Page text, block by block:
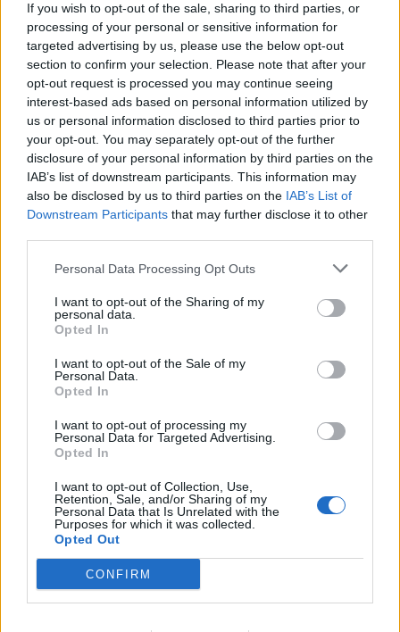
If you wish to opt-out of the sale, sharing to third parties, or
processing of your personal or sensitive information for
targeted advertising by us, please use the below opt-out
section to confirm your selection. Please note that after your
opt-out request is processed you may continue seeing
interest-based ads based on personal information utilized by
us or personal information disclosed to third parties prior to
your opt-out. You may separately opt-out of the further
disclosure of your personal information by third parties on the
IAB’s list of downstream participants. This information may
also be disclosed by us to third parties on the IAB’s List of
Downstream Participants that may further disclose it to other
Personal Data Processing Opt Outs
I want to opt-out of the Sharing of my
personal data.
Opted In
I want to opt-out of the Sale of my
Personal Data.
Opted In
I want to opt-out of processing my
Personal Data for Targeted Advertising.
Opted In
I want to opt-out of Collection, Use,
Retention, Sale, and/or Sharing of my
Personal Data that Is Unrelated with the
Purposes for which it was collected.
Opted Out
CONFIRM
22:14
Ξεκινούν τα δοκιμαστικά δρομολόγια της επέκτασης του
Μετρό Θεσσαλονίκης
Τζόκερ: Αυτοί είναι οι τυχεροί αριθμοί που κερδίζουν
πάνω από 2 εκατ. ευρώ
ΠΕΡΙΣΣΟΤΕΡΑ
ΣΧΕΤΙΚA AΡΘΡΑ
Ανατριχιαστικό βίντεο από τον σεισμό στην Ιαπωνία:
προστατεύουν με τα σώματά
τους ασθενή την ώρα του
Τραμπ: Ο πόλεμος με το Ιράν "θα τελειώσει σύντομα"
ΚΟΣΜΟΣ 23:54
τελειώσει σύντομα"